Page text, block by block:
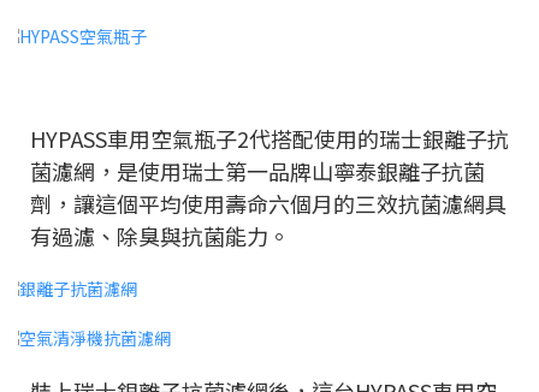
HYPASS車用空氣瓶子2代搭配使用的瑞士銀離子抗
菌濾網，是使用瑞士第一品牌山寧泰銀離子抗菌
劑，讓這個平均使用壽命六個月的三效抗菌濾網具
有過濾、除臭與抗菌能力。